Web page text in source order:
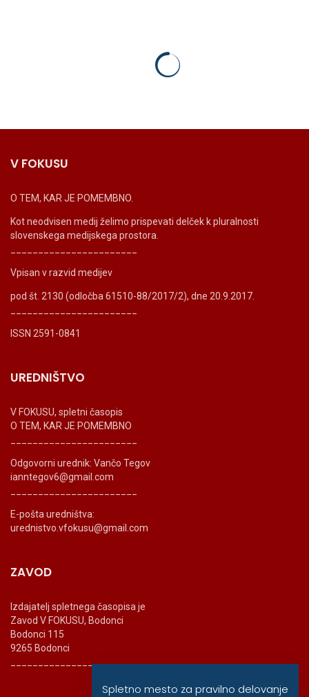
V FOKUSU
O TEM, KAR JE POMEMBNO.
Kot neodvisen medij želimo prispevati delček k pluralnosti
slovenskega medijskega prostora.
Vpisan v razvid medijev
pod št. 2130 (odločba 61510-88/2017/2), dne 20.9.2017.
ISSN 2591-0841
UREDNIŠTVO
V FOKUSU, spletni časopis
O TEM, KAR JE POMEMBNO
Odgovorni urednik: Vančo Tegov
ianntegov6@gmail.com
E-pošta uredništva:
urednistvo.vfokusu@gmail.com
ZAVOD
Izdajatelj spletnega časopisa je
Zavod V FOKUSU, Bodonci
Bodonci 115
9265 Bodonci
_______________________
Spletno mesto za pravilno delovanje